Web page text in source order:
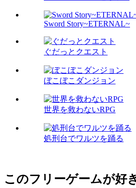
Sword Story~ETERNAL~
ぐだっとクエスト
ぼこぼこダンジョン
世界を救わないRPG
処刑台でワルツを踊る
このフリーゲームが好